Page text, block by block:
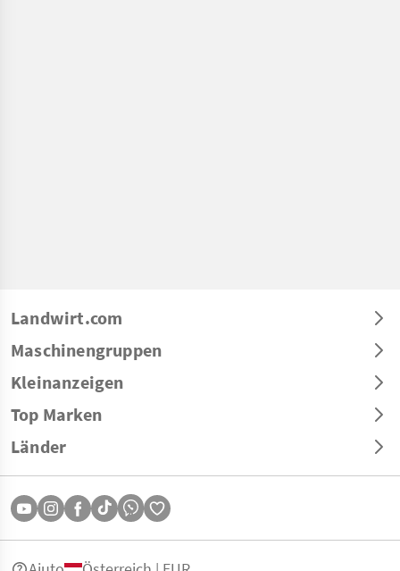
Landwirt.com
Maschinengruppen
Kleinanzeigen
Top Marken
Länder